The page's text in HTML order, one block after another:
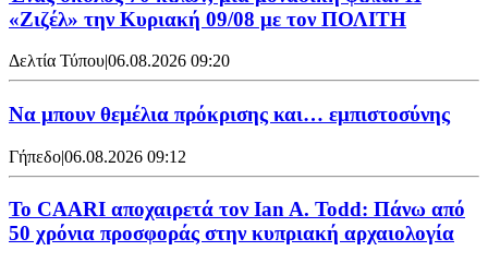
«Ζιζέλ» την Κυριακή 09/08 με τον ΠΟΛΙΤΗ
Δελτία Τύπου|06.08.2026 09:20
Να μπουν θεμέλια πρόκρισης και… εμπιστοσύνης
Γήπεδο|06.08.2026 09:12
Το CAARI αποχαιρετά τον Ian A. Todd: Πάνω από
50 χρόνια προσφοράς στην κυπριακή αρχαιολογία